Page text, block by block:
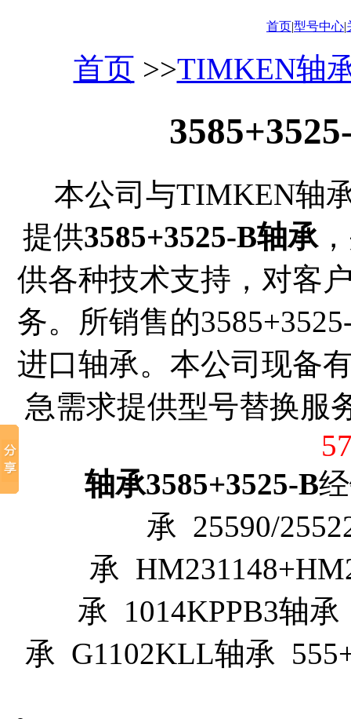
首页|型号中心|
首页 >>TIMKEN轴
本公司与TIMKEN轴
提供3585+3525-B轴承
供各种技术支持，对客
务。所销售的
进口轴承。本公司现备
急需求提供型号替换服
轴承3585+3525-B
承 25590/
承
承 1014KPPB3轴
承 G1102KLL轴承